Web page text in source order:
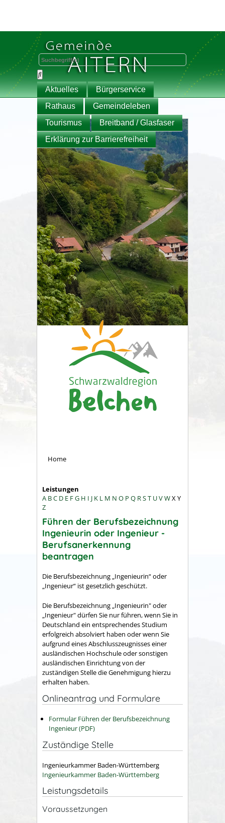
Aktuelles
Bürgerservice
Rathaus
Gemeindeleben
Tourismus
Breitband / Glasfaser
Erklärung zur Barrierefreiheit
Home
Leistungen
A BC D E FG H I J K L M N O P Q RST UVWXY
Z
Führen der Berufsbezeichnung
Ingenieurin oder Ingenieur -
Berufsanerkennung
beantragen
Die Berufsbezeichnung „Ingenieurin“ oder
„Ingenieur“ ist gesetzlich geschützt.
Die Berufsbezeichnung „Ingenieurin" oder
„Ingenieur" dürfen Sie nur führen, wenn Sie in
Deutschland ein entsprechendes Studium
erfolgreich absolviert haben oder wenn Sie
aufgrund eines Abschlusszeugnisses einer
ausländischen Hochschule oder sonstigen
ausländischen Einrichtung von der
zuständigen Stelle die Genehmigung hierzu
erhalten haben.
Onlineantrag und Formulare
Formular Führen der Berufsbezeichnung
Ingenieur (PDF)
Zuständige Stelle
Ingenieurkammer Baden-Württemberg
Ingenieurkammer Baden-Württemberg
Leistungsdetails
Voraussetzungen